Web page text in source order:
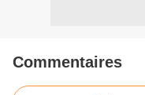
Commentaires